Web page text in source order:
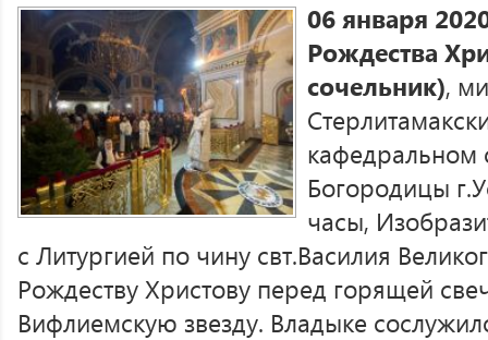
06 января
Рождества
сочельник),
кафедральном
Богородицы
часы,
с Литургией по чину свт.Василия
Рождеству Христову перед горящей
Вифлиемскую звезду. Владыке